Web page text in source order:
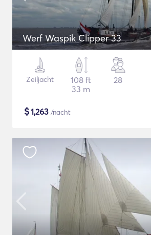
Werf Waspik Clipper 33
Zeiljacht
108 ft
33 m
28
$1,263 /nacht